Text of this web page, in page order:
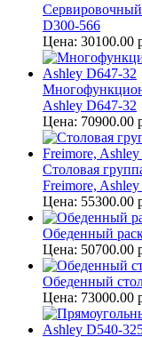
Сервировочный
D300-566
Цена: 30100.00
Ashley D647-32
Цена: 70900.00
Столовая
Freimore,
Цена: 55300.00
Обеденный
Цена: 50700.00
Обеденный
Цена: 73000.00